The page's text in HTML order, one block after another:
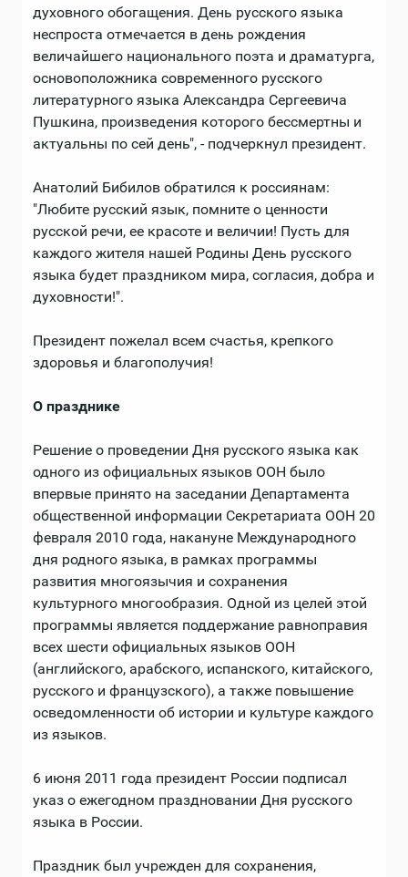
духовного обогащения. День русского языка
неспроста отмечается в день рождения
величайшего национального поэта и драматурга,
основоположника современного русского
литературного языка Александра Сергеевича
Пушкина, произведения которого бессмертны и
актуальны по сей день", - подчеркнул президент.
Анатолий Бибилов обратился к россиянам:
"Любите русский язык, помните о ценности
русской речи, ее красоте и величии! Пусть для
каждого жителя нашей Родины День русского
языка будет праздником мира, согласия, добра и
духовности!".
Президент пожелал всем счастья, крепкого
здоровья и благополучия!
О празднике
Решение о проведении Дня русского языка как
одного из официальных языков ООН было
впервые принято на заседании Департамента
общественной информации Секретариата ООН 20
февраля 2010 года, накануне Международного
дня родного языка, в рамках программы
развития многоязычия и сохранения
культурного многообразия. Одной из целей этой
программы является поддержание равноправия
всех шести официальных языков ООН
(английского, арабского, испанского, китайского,
русского и французского), а также повышение
осведомленности об истории и культуре каждого
из языков.
6 июня 2011 года президент России подписал
указ о ежегодном праздновании Дня русского
языка в России.
Праздник был учрежден для сохранения,